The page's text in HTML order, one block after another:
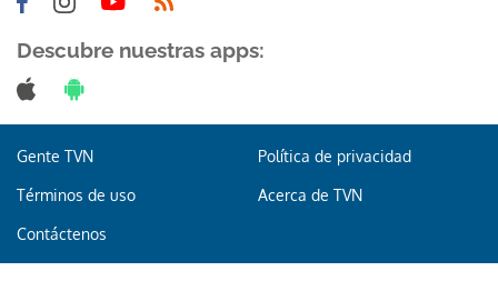
Descubre nuestras apps:
Gente TVN Política de privacidad
Términos de uso Acerca de TVN
Contáctenos